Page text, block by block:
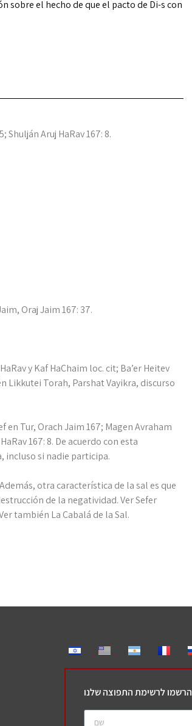
el hecho de que el pacto de Di-s con
Shulján Aruj HaRav 167: 8.
Oraj Jaim 167: 37.
y Kaf HaChaim loc. cit; Ba’er Heitev
Likkutei Torah, Parshat Vayikra, discurso
en Tur, Orach Jaim 167; Magen Avraham
167: 8. De acuerdo con esta
incluso si nadie participa.
otra característica de la sal es que
de la negatividad. Ver Sefer
también La Cabalá de la Sal.
הרשמו לרשימת התפוצה שלנו